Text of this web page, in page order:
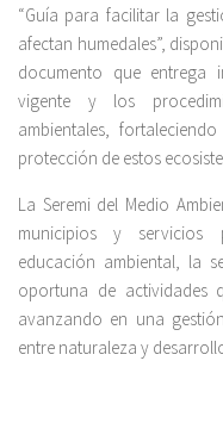
“Guía para facilitar la
afectan humedales”,
documento que entrega
vigente y los
ambientales,
protección de estos
La Seremi del Medio
municipios y servicios
educación ambiental, la
oportuna de actividades
avanzando en una
entre naturaleza y